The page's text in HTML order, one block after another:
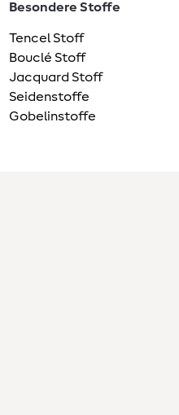
Besondere Stoffe
Tencel Stoff
Bouclé Stoff
Jacquard Stoff
Seidenstoffe
Gobelinstoffe